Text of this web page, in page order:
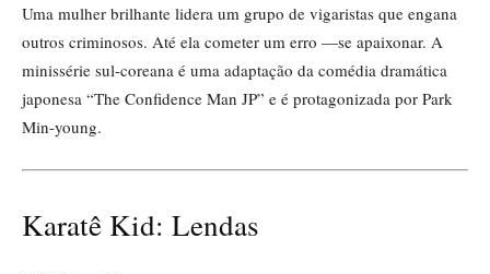
Uma mulher brilhante lidera um grupo de vigaristas que engana
outros criminosos. Até ela cometer um erro —se apaixonar. A
minissérie sul-coreana é uma adaptação da comédia dramática
japonesa “The Confidence Man JP” e é protagonizada por Park
Min-young.
Karatê Kid: Lendas